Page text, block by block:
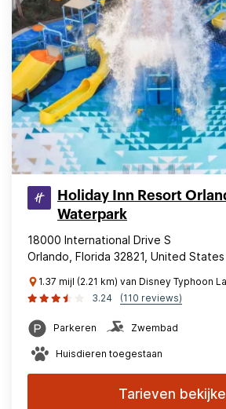
Holiday Inn Resort
Waterpark
18000 International Drive S
Orlando, Florida 32821, United States
1.37 mijl (2.21 km) van Disney Typhoon
3.24
(110 reviews)
Parkeren Zwembad
Huisdieren toegestaan
Tarieven